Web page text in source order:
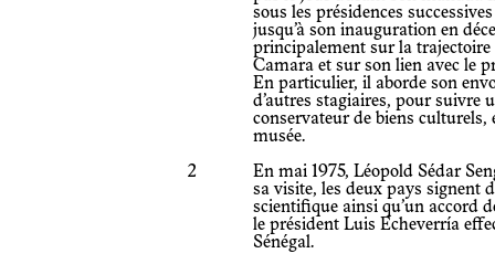
sous les présidences
jusqu’à son inauguration en
principalement sur la trajectoire
Camara et sur son lien avec le
En particulier, il aborde son
d’autres stagiaires, pour suivre
conservateur de biens culturels,
musée.
2
En mai 1975, Léopold Sédar
sa visite, les deux pays signent
scientifique ainsi qu’un accord
le président Luis Echeverría
Sénégal.